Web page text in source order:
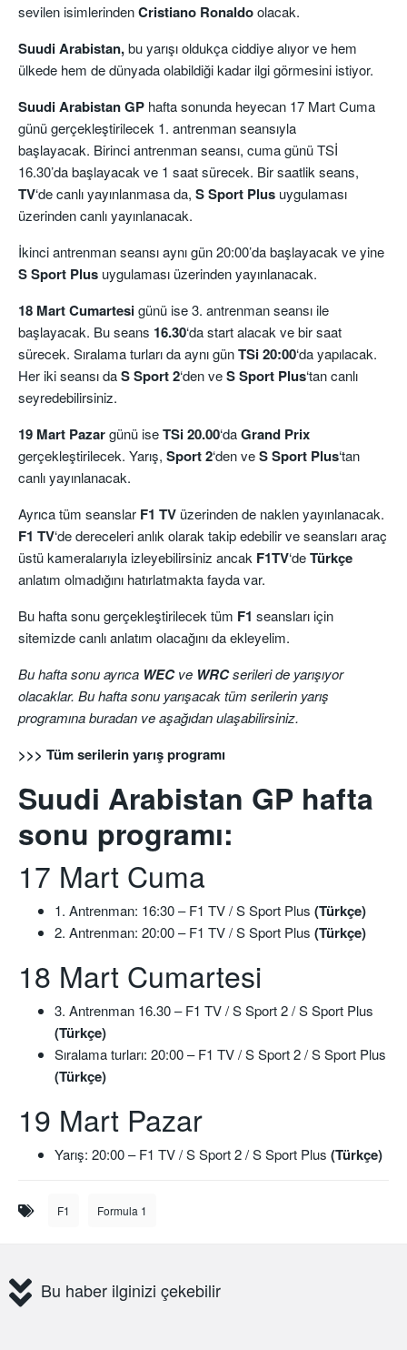
sevilen isimlerindenCristiano Ronaldoolacak.
Suudi Arabistan,bu yarışı oldukça ciddiye alıyor ve hem
ülkede hem de dünyada olabildiği kadar ilgi görmesini istiyor.
Suudi Arabistan GP hafta sonunda heyecan 17 Mart Cuma
günü gerçekleştirilecek 1. antrenman seansıyla
başlayacak. Birinci antrenman seansı, cuma günü TSİ
16.30’da başlayacak ve 1 saat sürecek. Bir saatlik seans,
TV‘de canlı yayınlanmasa da, S Sport Plus uygulaması
üzerinden canlı yayınlanacak.
İkinci antrenman seansı aynı gün 20:00’da başlayacak ve yine
S Sport Plus uygulaması üzerinden yayınlanacak.
18 Mart Cumartesigünü ise 3. antrenman seansı ile
başlayacak. Bu seans 16.30‘da start alacak ve bir saat
sürecek. Sıralama turları da aynı günTSi 20:00‘da yapılacak.
Her iki seansı daS Sport 2‘den veS Sport Plus‘tan canlı
seyredebilirsiniz.
19 Mart Pazargünü iseTSi 20.00‘daGrand Prix
gerçekleştirilecek. Yarış, Sport 2‘den veS Sport Plus‘tan
canlı yayınlanacak.
Ayrıca tüm seanslar F1 TV üzerinden de naklen yayınlanacak.
F1 TV‘de dereceleri anlık olarak takip edebilir ve seansları araç
üstü kameralarıyla izleyebilirsiniz ancak F1TV‘deTürkçe
anlatım olmadığını hatırlatmakta fayda var.
Bu hafta sonu gerçekleştirilecek tüm F1 seansları için
sitemizde canlı anlatım olacağını da ekleyelim.
Bu hafta sonu ayrıca WECve WRCserileri de yarışıyor
olacaklar. Bu hafta sonu yarışacak tüm serilerin yarış
programınaburadan ve aşağıdan ulaşabilirsiniz.
>>> Tüm serilerin yarış programı
Suudi Arabistan GP hafta
sonu programı:
17 Mart Cuma
1. Antrenman: 16:30 – F1 TV / S Sport Plus (Türkçe)
2. Antrenman: 20:00 – F1 TV / S Sport Plus (Türkçe)
18 Mart Cumartesi
3. Antrenman 16.30 – F1 TV / S Sport 2 / S Sport Plus
(Türkçe)
Sıralama turları: 20:00 – F1 TV / S Sport 2 / S Sport Plus
(Türkçe)
19 Mart Pazar
Yarış: 20:00 – F1 TV / S Sport 2 / S Sport Plus (Türkçe)
F1 Formula 1
Bu haber ilginizi çekebilir